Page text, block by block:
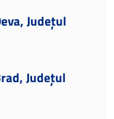
Județul
Județul